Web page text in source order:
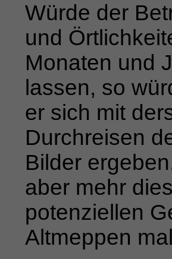
Würde der
und
Monaten und
lassen, so
er sich mit
Durchreisen
Bilder
aber mehr
potenziellen
Altmeppen